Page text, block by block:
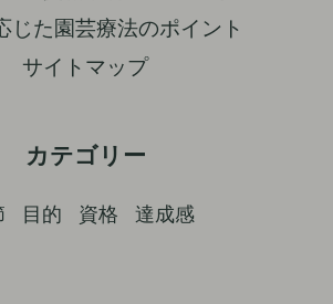
じた園芸療法のポイント
サイトマップ
カテゴリー
目的 資格 達成感